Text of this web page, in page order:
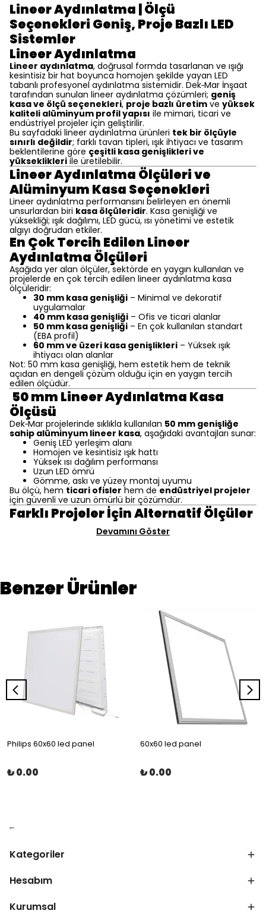
Lineer Aydınlatma | Ölçü
Seçenekleri Geniş, Proje Bazlı LED
Sistemler
Lineer Aydınlatma
Lineer aydınlatma, doğrusal formda tasarlanan ve ışığı
kesintisiz bir hat boyunca homojen şekilde yayan LED
tabanlı profesyonel aydınlatma sistemidir. Dek‑Mar İnşaat
tarafından sunulan lineer aydınlatma çözümleri; geniş
kasa ve ölçü seçenekleri, proje bazlı üretim ve yüksek
kaliteli alüminyum profil yapısı ile mimari, ticari ve
endüstriyel projeler için geliştirilir.
Bu sayfadaki lineer aydınlatma ürünleri tek bir ölçüyle
sınırlı değildir; farklı tavan tipleri, ışık ihtiyacı ve tasarım
beklentilerine göre çeşitli kasa genişlikleri ve
yükseklikleri ile üretilebilir.
Lineer Aydınlatma Ölçüleri ve
Alüminyum Kasa Seçenekleri
Lineer aydınlatma performansını belirleyen en önemli
unsurlardan biri kasa ölçüleridir. Kasa genişliği ve
yüksekliği; ışık dağılımı, LED gücü, ısı yönetimi ve estetik
algıyı doğrudan etkiler.
En Çok Tercih Edilen Lineer
Aydınlatma Ölçüleri
Aşağıda yer alan ölçüler, sektörde en yaygın kullanılan ve
projelerde en çok tercih edilen lineer aydınlatma kasa
ölçüleridir:
30 mm kasa genişliği – Minimal ve dekoratif
uygulamalar
40 mm kasa genişliği – Ofis ve ticari alanlar
50 mm kasa genişliği – En çok kullanılan standart
(EBA profil)
60 mm ve üzeri kasa genişlikleri – Yüksek ışık
ihtiyacı olan alanlar
Not: 50 mm kasa genişliği, hem estetik hem de teknik
açıdan en dengeli çözüm olduğu için en yaygın tercih
edilen ölçüdür.
50 mm Lineer Aydınlatma Kasa
Ölçüsü
Dek‑Mar projelerinde sıklıkla kullanılan 50 mm genişliğe
sahip alüminyum lineer kasa, aşağıdaki avantajları sunar:
Geniş LED yerleşim alanı
Homojen ve kesintisiz ışık hattı
Yüksek ısı dağılım performansı
Uzun LED ömrü
Gömme, askı ve yüzey montaj uyumu
Bu ölçü, hem ticari ofisler hem de endüstriyel projeler
için güvenli ve uzun ömürlü bir çözümdür.
Farklı Projeler İçin Alternatif Ölçüler
Devamını Göster
Benzer Ürünler
Philips 60x60 led panel
₺ 0.00
60x60 led panel
₺ 0.00
Kategoriler
Hesabım
Kurumsal